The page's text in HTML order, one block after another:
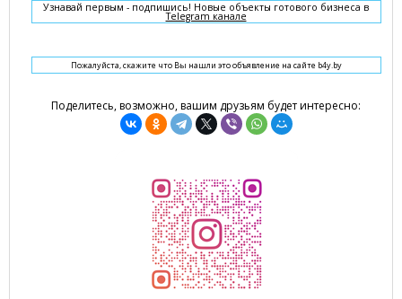
Узнавай первым - подпишись! Новые объекты готового бизнеса в
Telegram канале
Пожалуйста, скажите что Вы нашли это объявление на сайте b4y.by
Поделитесь, возможно, вашим друзьям будет интересно: